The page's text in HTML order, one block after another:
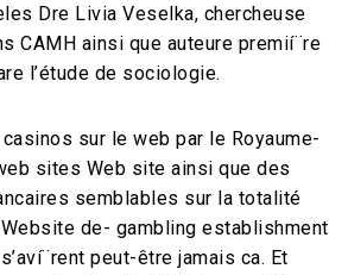
Dre Livia Veselka, chercheuse
CAMH ainsi que auteure premií¨re
l’étude de sociologie.
sur le web par le Royaume-
sites Web site ainsi que des
semblables sur la totalité
de- gambling establishment
peut-être jamais ca. Et